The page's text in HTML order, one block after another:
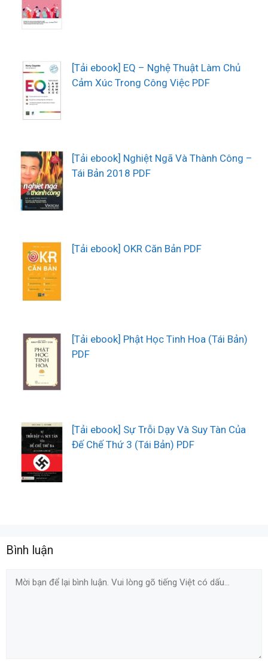
[Tải ebook] EQ – Nghệ Thuật Làm Chủ
Cảm Xúc Trong Công Việc PDF
[Tải ebook] Nghiệt Ngã Và Thành Công –
Tái Bản 2018 PDF
[Tải ebook] OKR Căn Bản PDF
[Tải ebook] Phật Học Tinh Hoa (Tái Bản)
PDF
[Tải ebook] Sự Trỗi Dạy Và Suy Tàn Của
Đế Chế Thứ 3 (Tái Bản) PDF
Bình luận
Comment